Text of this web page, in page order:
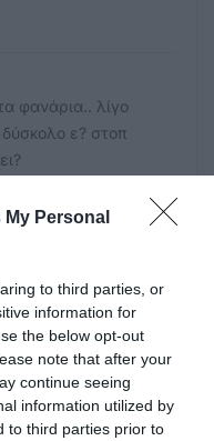
Personal
to third parties, or
information for
the below opt-out
note that after your
continue seeing
information utilized by
to third parties prior to
φανάρια.. λίγο
δύσκολο ε? στοπ
τα
; Όλοι οι
φανάρια;